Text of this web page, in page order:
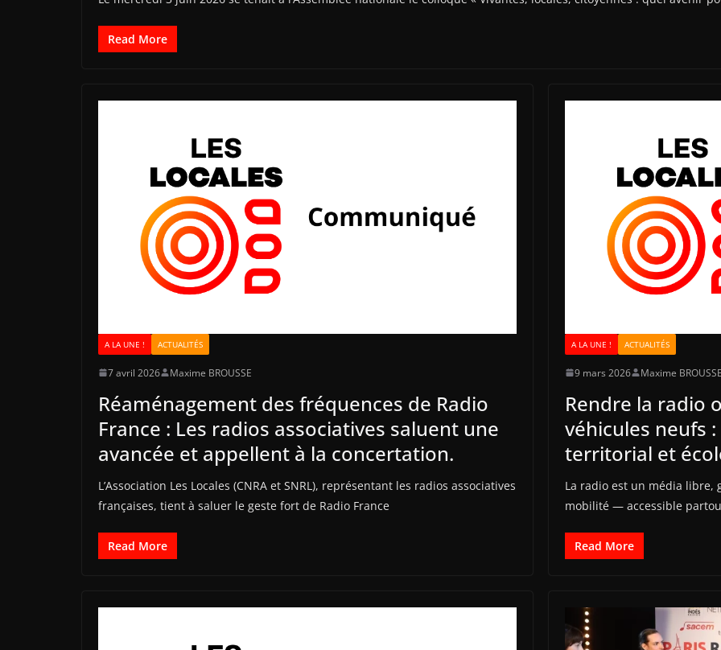
Read More
A LA UNE ! ACTUALITÉS
7 avril 2026 Maxime BROUSSE
Réaménagement des fréquences de Radio
France : Les radios associatives saluent une
avancée et appellent à la concertation.
L’Association Les Locales (CNRA et SNRL), représentant les radios associatives
françaises, tient à saluer le geste fort de Radio France
Read More
A LA UNE ! ACTUALITÉS
9 mars 2026 Maxime
Rendre la radio
véhicules neufs
territorial et
La radio est un média libre,
mobilité — accessible
Read More